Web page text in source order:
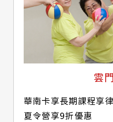
雲
華南卡享長期課程享
夏令營享9折優惠